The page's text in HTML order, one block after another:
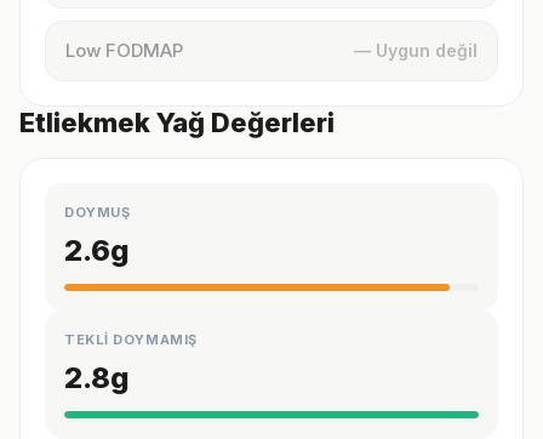
Low FODMAP — Uygun değil
Etliekmek Yağ Değerleri
DOYMUŞ
2.6g
TEKLİ DOYMAMIŞ
2.8g